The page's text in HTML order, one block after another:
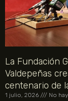
La Fundación
Valdepeñas
centenario de
1 julio, 2026 No